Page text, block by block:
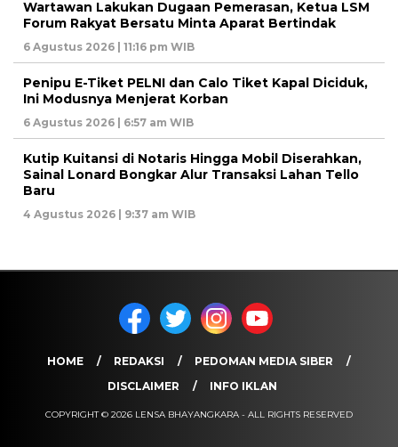
Wartawan Lakukan Dugaan Pemerasan, Ketua LSM
Forum Rakyat Bersatu Minta Aparat Bertindak
6 Agustus 2026 | 11:16 pm WIB
Penipu E-Tiket PELNI dan Calo Tiket Kapal Diciduk,
Ini Modusnya Menjerat Korban
6 Agustus 2026 | 6:57 am WIB
Kutip Kuitansi di Notaris Hingga Mobil Diserahkan,
Sainal Lonard Bongkar Alur Transaksi Lahan Tello
Baru
4 Agustus 2026 | 9:37 am WIB
HOME REDAKSI
PEDOMAN MEDIA SIBER
DISCLAIMER
INFO IKLAN
COPYRIGHT © 2026 LENSA BHAYANGKARA - ALL RIGHTS RESERVED